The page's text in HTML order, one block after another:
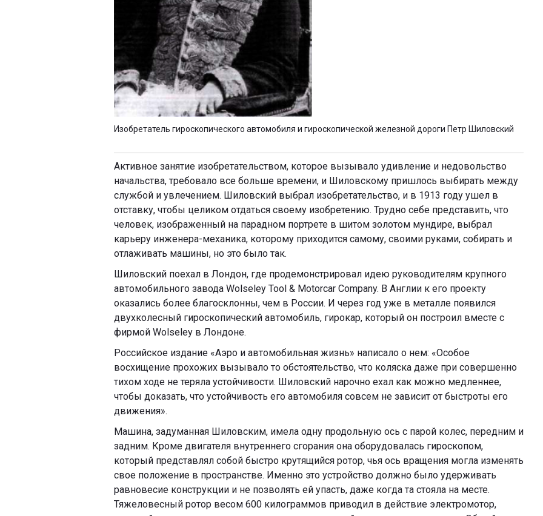
Изобретатель гироскопического автомобиля и гироскопической железной дороги Петр Шиловский
Активное занятие изобретательством, которое вызывало удивление и недовольство
начальства, требовало все больше времени, и Шиловскому пришлось выбирать между
службой и увлечением. Шиловский выбрал изобретательство, и в 1913 году ушел в
отставку, чтобы целиком отдаться своему изобретению. Трудно себе представить, что
человек, изображенный на парадном портрете в шитом золотом мундире, выбрал
карьеру инженера-механика, которому приходится самому, своими руками, собирать и
отлаживать машины, но это было так.
Шиловский поехал в Лондон, где продемонстрировал идею руководителям крупного
автомобильного завода Wolseley Tool & Motorcar Company. В Англии к его проекту
оказались более благосклонны, чем в России. И через год уже в металле появился
двухколесный гироскопический автомобиль, гирокар, который он построил вместе с
фирмой Wolseley в Лондоне.
Российское издание «Аэро и автомобильная жизнь» написало о нем: «Особое
восхищение прохожих вызывало то обстоятельство, что коляска даже при совершенно
тихом ходе не теряла устойчивости. Шиловский нарочно ехал как можно медленнее,
чтобы доказать, что устойчивость его автомобиля совсем не зависит от быстроты его
движения».
Машина, задуманная Шиловским, имела одну продольную ось с парой колес, передним и
задним. Кроме двигателя внутреннего сгорания она оборудовалась гироскопом,
который представлял собой быстро крутящийся ротор, чья ось вращения могла изменять
свое положение в пространстве. Именно это устройство должно было удерживать
равновесие конструкции и не позволять ей упасть, даже когда та стояла на месте.
Тяжеловесный ротор весом 600 килограммов приводил в действие электромотор,